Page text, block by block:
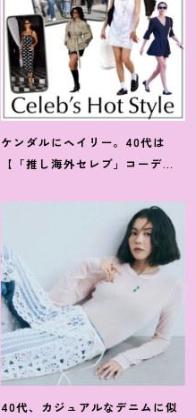
ケンダルにヘイリー。40代は
【「推し海外セレブ」コーデ】
デが吉！
40代、カジュアルなデニムに似